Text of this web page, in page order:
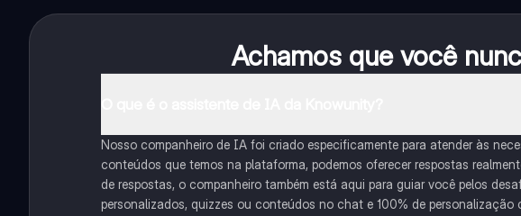
Achamos que você
Nosso companheiro de IA foi criado especificamente para atender às
conteúdos que temos na plataforma, podemos oferecer respostas
de respostas, o companheiro também está aqui para guiar você pelos
personalizados, quizzes ou conteúdos no chat e 100% de